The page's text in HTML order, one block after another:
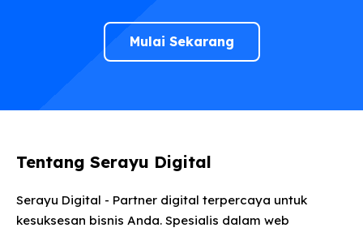
Mulai Sekarang
Tentang Serayu Digital
Serayu Digital - Partner digital terpercaya untuk
kesuksesan bisnis Anda. Spesialis dalam web